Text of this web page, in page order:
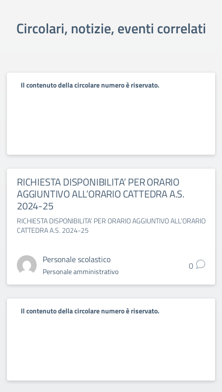
Circolari, notizie, eventi correlati
Il contenuto della circolare numero è riservato.
RICHIESTA DISPONIBILITA’ PER ORARIO
AGGIUNTIVO ALL’ORARIO CATTEDRA A.S.
2024-25
RICHIESTA DISPONIBILITA’ PER ORARIO AGGIUNTIVO ALL’ORARIO
CATTEDRA A.S. 2024-25
Personale scolastico
Personale amministrativo 0
Il contenuto della circolare numero è riservato.